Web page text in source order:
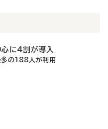
心に4割が導入
多の188人が利用